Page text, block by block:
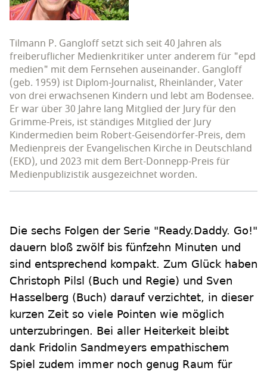
Tilmann P. Gangloff setzt sich seit 40 Jahren als
freiberuflicher Medienkritiker unter anderem für "epd
medien" mit dem Fernsehen auseinander. Gangloff
(geb. 1959) ist Diplom-Journalist, Rheinländer, Vater
von drei erwachsenen Kindern und lebt am Bodensee.
Er war über 30 Jahre lang Mitglied der Jury für den
Grimme-Preis, ist ständiges Mitglied der Jury
Kindermedien beim Robert-Geisendörfer-Preis, dem
Medienpreis der Evangelischen Kirche in Deutschland
(EKD), und 2023 mit dem Bert-Donnepp-Preis für
Medienpublizistik ausgezeichnet worden.
Die sechs Folgen der Serie "Ready.Daddy. Go!"
dauern bloß zwölf bis fünfzehn Minuten und
sind entsprechend kompakt. Zum Glück haben
Christoph Pilsl (Buch und Regie) und Sven
Hasselberg (Buch) darauf verzichtet, in dieser
kurzen Zeit so viele Pointen wie möglich
unterzubringen. Bei aller Heiterkeit bleibt
dank Fridolin Sandmeyers empathischem
Spiel zudem immer noch genug Raum für